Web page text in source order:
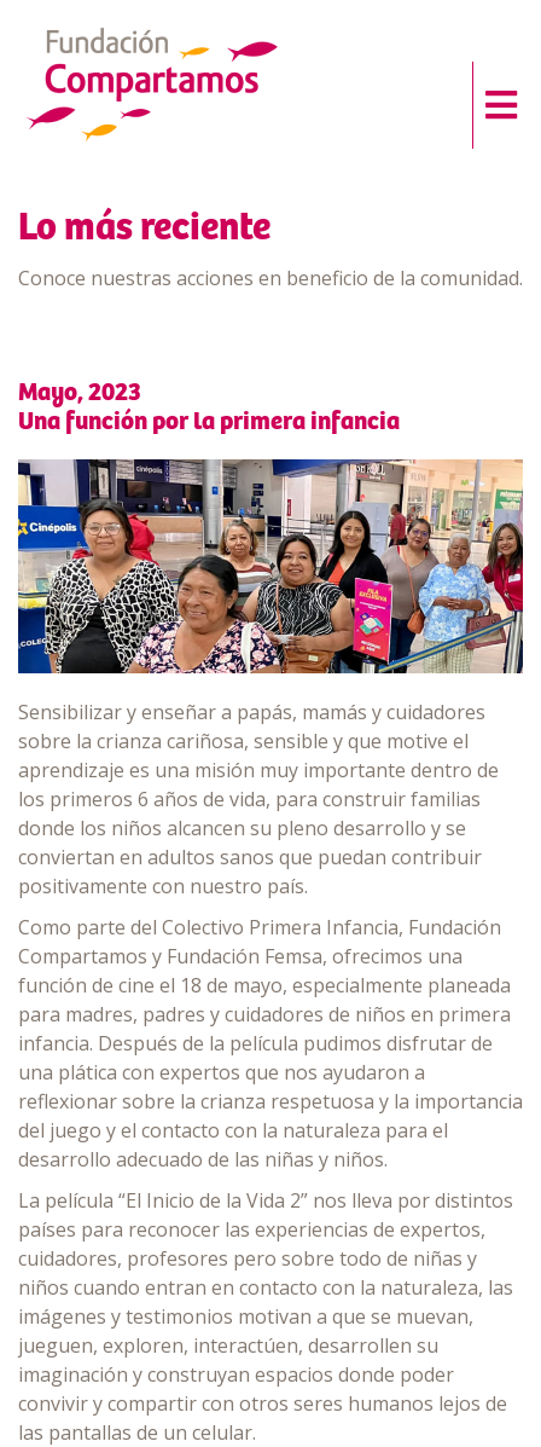
Lo más reciente
Conoce nuestras acciones en beneficio de la comunidad.
Mayo, 2023
Una función por la primera infancia
Sensibilizar y enseñar a papás, mamás y cuidadores
sobre la crianza cariñosa, sensible y que motive el
aprendizaje es una misión muy importante dentro de
los primeros 6 años de vida, para construir familias
donde los niños alcancen su pleno desarrollo y se
conviertan en adultos sanos que puedan contribuir
positivamente con nuestro país.
Como parte del Colectivo Primera Infancia, Fundación
Compartamos y Fundación Femsa, ofrecimos una
función de cine el 18 de mayo, especialmente planeada
para madres, padres y cuidadores de niños en primera
infancia. Después de la película pudimos disfrutar de
una plática con expertos que nos ayudaron a
reflexionar sobre la crianza respetuosa y la importancia
del juego y el contacto con la naturaleza para el
desarrollo adecuado de las niñas y niños.
La película “El Inicio de la Vida 2” nos lleva por distintos
países para reconocer las experiencias de expertos,
cuidadores, profesores pero sobre todo de niñas y
niños cuando entran en contacto con la naturaleza, las
imágenes y testimonios motivan a que se muevan,
jueguen, exploren, interactúen, desarrollen su
imaginación y construyan espacios donde poder
convivir y compartir con otros seres humanos lejos de
las pantallas de un celular.